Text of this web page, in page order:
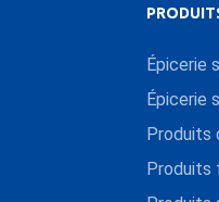
Épicerie
Épicerie
Produits
Produits